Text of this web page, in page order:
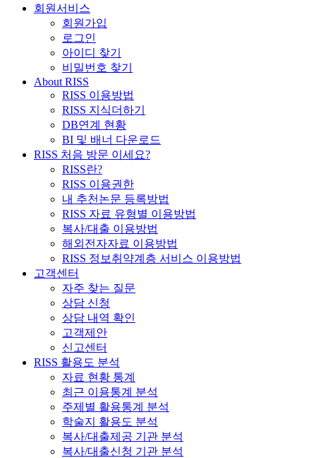
회원서비스
회원가입
로그인
아이디 찾기
비밀번호 찾기
About RISS
RISS 이용방법
RISS 지식더하기
DB연계 현황
BI 및 배너 다운로드
RISS 처음 방문 이세요?
RISS란?
RISS 이용권한
내 추천논문 등록방법
RISS 자료 유형별 이용방법
복사/대출 이용방법
해외전자자료 이용방법
RISS 정보취약계층 서비스 이용방법
고객센터
자주 찾는 질문
상담 신청
상담 내역 확인
고객제안
신고센터
RISS 활용도 분석
자료 현황 통계
최근 이용통계 분석
주제별 활용통계 분석
학술지 활용도 분석
복사/대출제공 기관 분석
복사/대출신청 기관 분석